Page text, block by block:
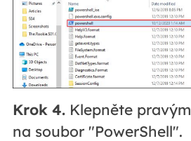
Krok 4.Klepněte
na soubor "PowerShell".